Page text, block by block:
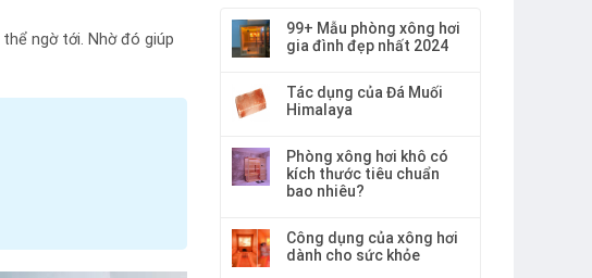
99+ Mẫu phòng xông hơi
gia đình đẹp nhất 2024
Tác dụng của Đá Muối
Himalaya
Phòng xông hơi khô có
kích thước tiêu chuẩn
bao nhiêu?
Công dụng của xông hơi
dành cho sức khỏe
ngờ tới. Nhờ đó giúp